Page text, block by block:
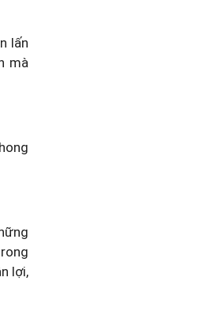
lấn
mà
lợi,